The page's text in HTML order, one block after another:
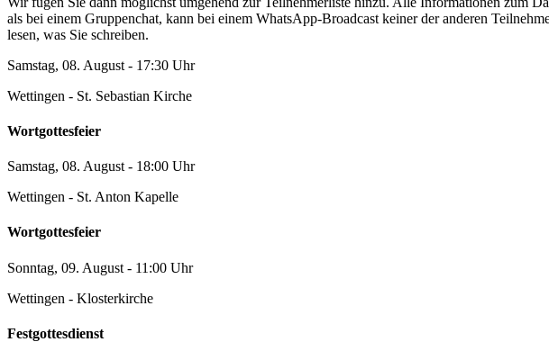
als bei einem Gruppenchat, kann bei einem WhatsApp-Broadcast keiner der anderen
lesen, was Sie schreiben.
Samstag, 08. August - 17:30 Uhr
Wettingen - St. Sebastian Kirche
Wortgottesfeier
Samstag, 08. August - 18:00 Uhr
Wettingen - St. Anton Kapelle
Wortgottesfeier
Sonntag, 09. August - 11:00 Uhr
Wettingen - Klosterkirche
Festgottesdienst